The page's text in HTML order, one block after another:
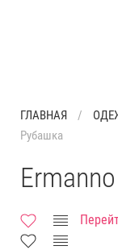
ГЛАВНАЯ
Рубашка